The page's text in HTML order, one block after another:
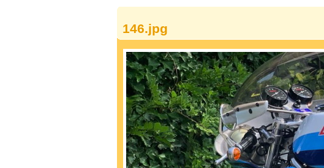
146.jpg